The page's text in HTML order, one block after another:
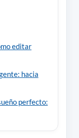
editar
hacia
perfecto: